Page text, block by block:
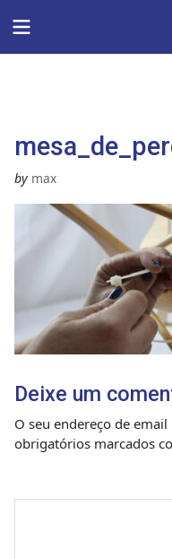
Menu
by max
Deixe um
O seu endereço de
obrigatórios marcados